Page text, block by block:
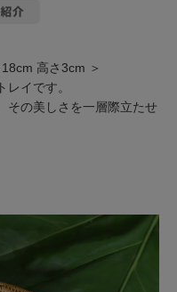
高さ3cm ＞
イです。
その美しさを一層際立たせ